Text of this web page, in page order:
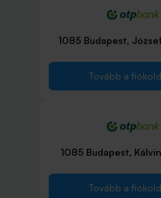
1085 Budapest,
Tovább a
1085 Budapest,
Tovább a